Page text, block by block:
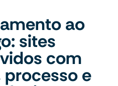
ao
sites
com
processo e